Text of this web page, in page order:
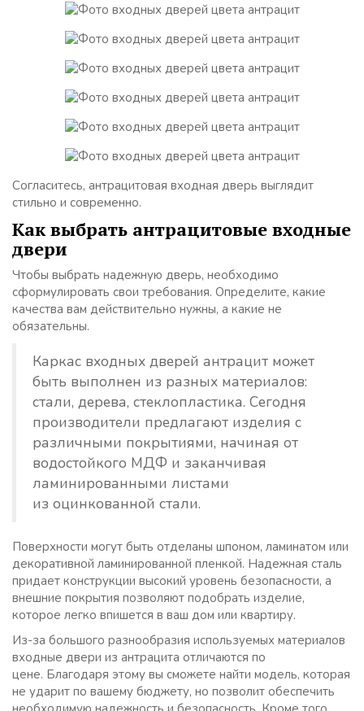
Согласитесь, антрацитовая входная дверь выглядит
стильно и современно.
Как выбрать антрацитовые входные
двери
Чтобы выбрать надежную дверь, необходимо
сформулировать свои требования. Определите, какие
качества вам действительно нужны, а какие не
обязательны.
Каркас входных дверей антрацит может
быть выполнен из разных материалов:
стали, дерева, стеклопластика. Сегодня
производители предлагают изделия с
различными покрытиями, начиная от
водостойкого МДФ и заканчивая
ламинированными листами
из оцинкованной стали.
Поверхности могут быть отделаны шпоном, ламинатом или
декоративной ламинированной пленкой. Надежная сталь
придает конструкции высокий уровень безопасности, а
внешние покрытия позволяют подобрать изделие,
которое легко впишется в ваш дом или квартиру.
Из-за большого разнообразия используемых материалов
входные двери из антрацита отличаются по
цене. Благодаря этому вы сможете найти модель, которая
не ударит по вашему бюджету, но позволит обеспечить